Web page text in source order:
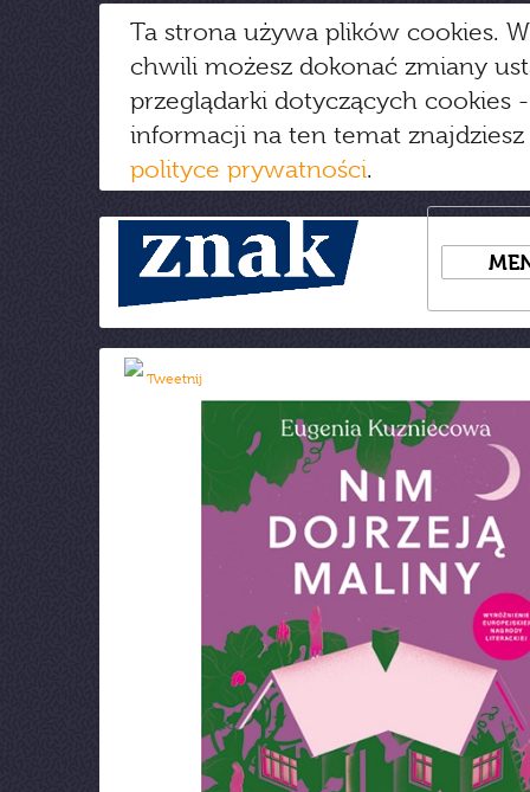
Ta strona używa plików cookies.
chwili możesz dokonać zmiany
przeglądarki dotyczących cookies
informacji na ten temat
polityce prywatności.
Tweetnij